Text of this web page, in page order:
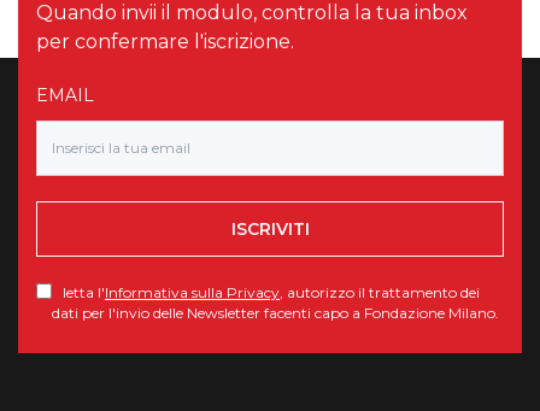
Quando invii il modulo, controlla la tua inbox
per confermare l'iscrizione.
EMAIL
ISCRIVITI
letta l'Informativa sulla Privacy , autorizzo il trattamento dei
dati per l'invio delle Newsletter facenti capo a Fondazione Milano.